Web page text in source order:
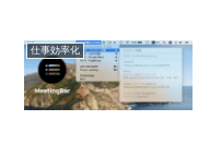
仕事効率化